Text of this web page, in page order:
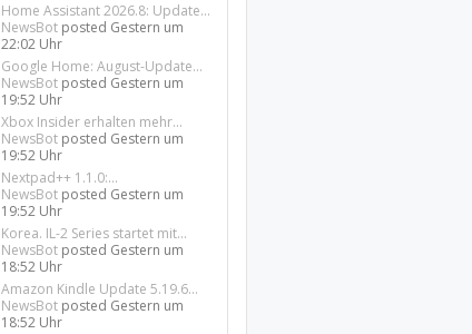
Home Assistant 2026.8: Update...
NewsBot posted Gestern um
22:02 Uhr
Google Home: August-Update...
NewsBot posted Gestern um
19:52 Uhr
Xbox Insider erhalten mehr...
NewsBot posted Gestern um
19:52 Uhr
Nextpad++ 1.1.0:...
NewsBot posted Gestern um
19:52 Uhr
Korea. IL-2 Series startet mit...
NewsBot posted Gestern um
18:52 Uhr
Amazon Kindle Update 5.19.6...
NewsBot posted Gestern um
18:52 Uhr